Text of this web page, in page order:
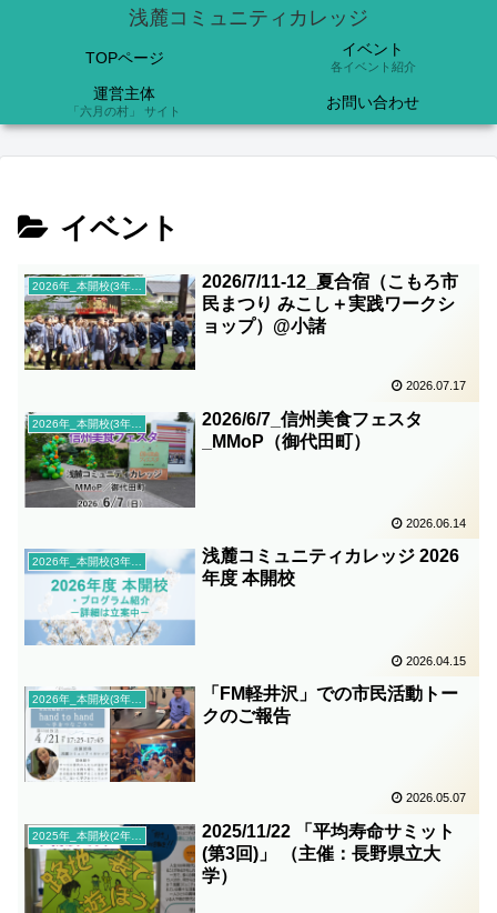
浅麓コミュニティカレッジ
TOPページ イベント
各イベント紹介
運営主体
「六月の村」 サイト お問い合わせ
イベント
2026年_本開校(3年目)
2026/7/11-12_夏合宿（こもろ市
民まつり みこし＋実践ワークシ
ョップ）@小諸
2026.07.17
2026年_本開校(3年目)
2026/6/7_信州美食フェスタ
_MMoP（御代田町）
2026.06.14
2026年_本開校(3年目)
浅麓コミュニティカレッジ 2026
年度 本開校
2026.04.15
2026年_本開校(3年目)
「FM軽井沢」での市民活動トー
クのご報告
2026.05.07
2025年_本開校(2年目)
2025/11/22 「平均寿命サミット
(第3回)」 （主催：長野県立大
学）